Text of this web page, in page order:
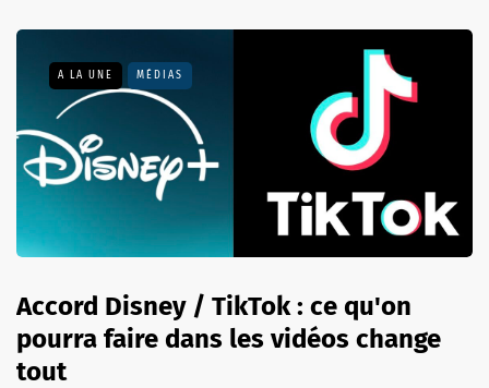
A LA UNE MÉDIAS
Accord Disney / TikTok : ce qu'on
pourra faire dans les vidéos change
tout